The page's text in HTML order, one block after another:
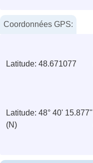
Coordonnées GPS:
Latitude: 48.671077
Latitude: 48° 40' 15.877''
(N)